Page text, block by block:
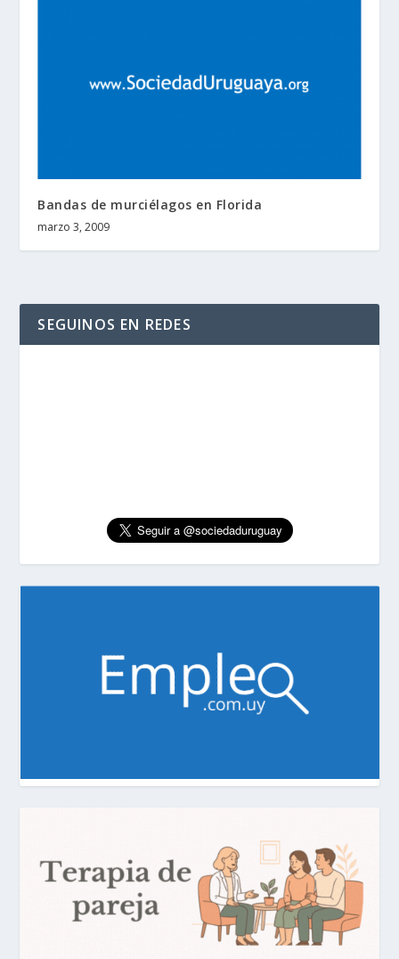
Bandas de murciélagos en Florida
marzo 3, 2009
SEGUINOS EN REDES